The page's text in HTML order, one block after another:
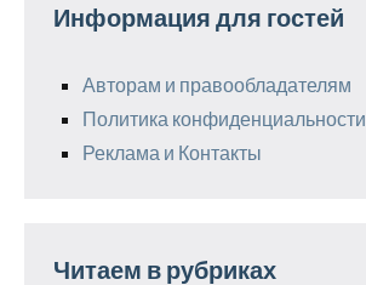
Информация для гостей
Авторам и правообладателям
Политика конфиденциальности
Реклама и Контакты
Читаем в рубриках